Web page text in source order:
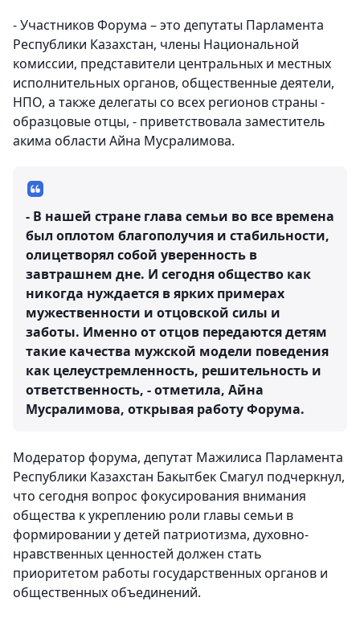
- Участников Форума – это депутаты Парламента
Республики Казахстан, члены Национальной
комиссии, представители центральных и местных
исполнительных органов, общественные деятели,
НПО, а также делегаты со всех регионов страны -
образцовые отцы, - приветствовала заместитель
акима области Айна Мусралимова.
- В нашей стране глава семьи во все времена
был оплотом благополучия и стабильности,
олицетворял собой уверенность в
завтрашнем дне. И сегодня общество как
никогда нуждается в ярких примерах
мужественности и отцовской силы и
заботы. Именно от отцов передаются детям
такие качества мужской модели поведения
как целеустремленность, решительность и
ответственность, - отметила, Айна
Мусралимова, открывая работу Форума.
Модератор форума, депутат Мажилиса Парламента
Республики Казахстан Бакытбек Смагул подчеркнул,
что сегодня вопрос фокусирования внимания
общества к укреплению роли главы семьи в
формировании у детей патриотизма, духовно-
нравственных ценностей должен стать
приоритетом работы государственных органов и
общественных объединений.